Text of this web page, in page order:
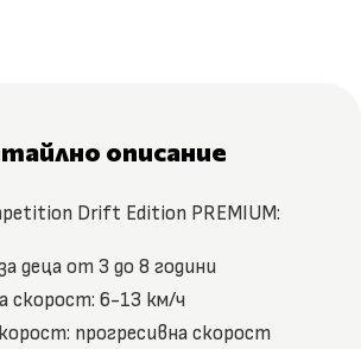
описание
Drift Edition PREMIUM:
деца от 3 до 8 години
скорост: 6-13 км/ч
прогресивна скорост